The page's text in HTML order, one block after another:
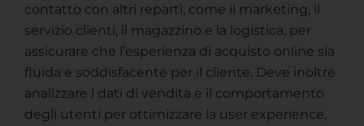
contatto con altri reparti, come il marketing, il
servizio clienti, il magazzino e la logistica, per
assicurare che l’esperienza di acquisto online sia
fluida e soddisfacente per il cliente. Deve inoltre
analizzare i dati di vendita e il comportamento
degli utenti per ottimizzare la user experience,